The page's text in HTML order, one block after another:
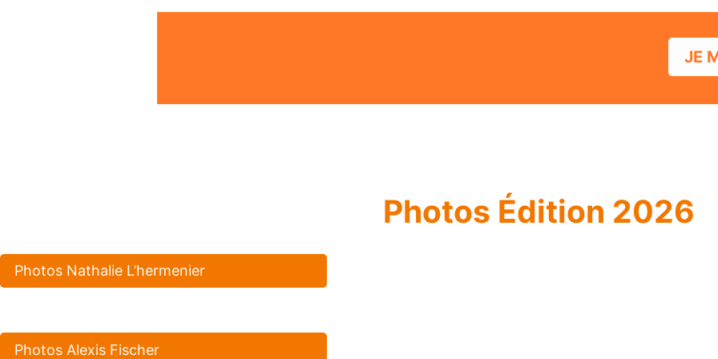
JE
Photos Édition 2026
Photos Nathalie L’hermenier
Photos Alexis Fischer